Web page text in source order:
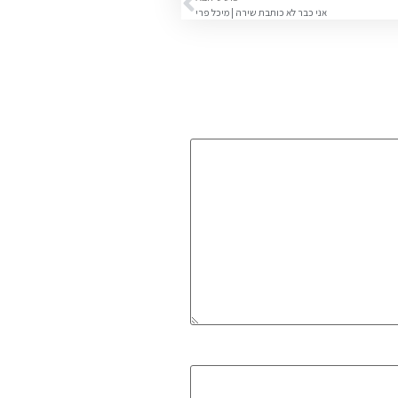
אני כבר לא כותבת שירה | מיכל פרי